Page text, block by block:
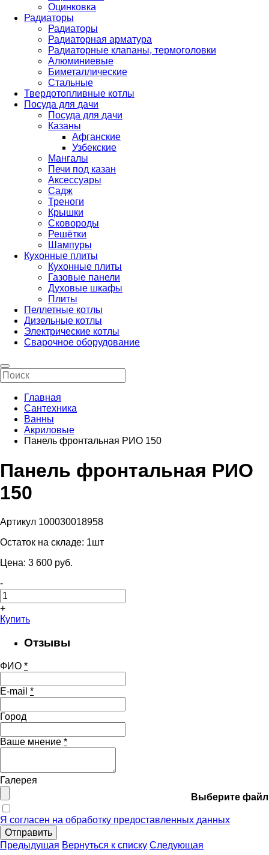
Оцинковка
Радиаторы
Радиаторы
Радиаторная арматура
Радиаторные клапаны, термоголовки
Алюминиевые
Биметаллические
Стальные
Твердотопливные котлы
Посуда для дачи
Посуда для дачи
Казаны
Афганские
Узбекские
Мангалы
Печи под казан
Аксессуары
Садж
Треноги
Крышки
Сковороды
Решётки
Шампуры
Кухонные плиты
Кухонные плиты
Газовые панели
Духовые шкафы
Плиты
Пеллетные котлы
Дизельные котлы
Электрические котлы
Сварочное оборудование
Главная
Сантехника
Ванны
Акриловые
Панель фронтальная РИО 150
Панель фронтальная РИО
150
Артикул 100030018958
Остаток на складе: 1шт
Цена: 3 600 pуб.
-
+
Купить
Отзывы
ФИО *
E-mail *
Город
Ваше мнение *
Галерея
Выберите файл
Я согласен на обработку предоставленных данных
Отправить
Предыдущая Вернуться к списку Следующая